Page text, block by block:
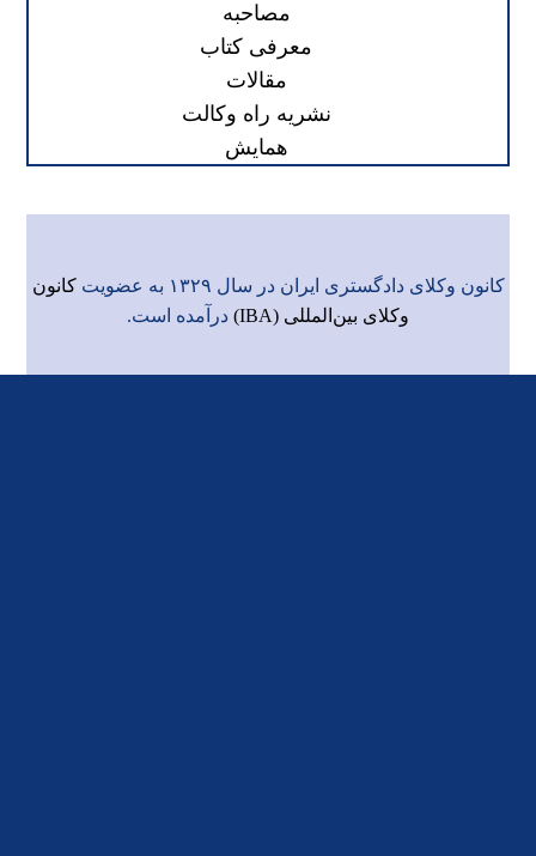
مصاحبه
معرفی کتاب
مقالات
نشریه راه وکالت
همایش
کانون وکلای دادگستری ایران در سال ۱۳۲۹ به عضویت
کانون
وکلای بین‌المللی (IBA)
درآمده است.